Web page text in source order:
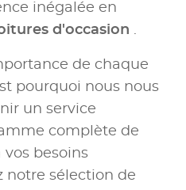
inégalée en
d'occasion .
de chaque
pourquoi nous nous
un service
complète de
besoins
notre sélection de